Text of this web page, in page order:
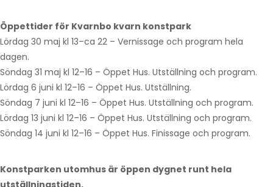
Öppettider för Kvarnbo kvarn konstpark
Lördag 30 maj kl 13–ca 22 – Vernissage och program hela
dagen.
Söndag 31 maj kl 12–16 – Öppet Hus. Utställning och program.
Lördag 6 juni kl 12–16 – Öppet Hus. Utställning.
Söndag 7 juni kl 12–16 – Öppet Hus. Utställning och program.
Lördag 13 juni kl 12–16 – Öppet Hus. Utställning och program.
Söndag 14 juni kl 12–16 – Öppet Hus. Finissage och program.
Konstparken utomhus är öppen dygnet runt hela
utställningstiden.